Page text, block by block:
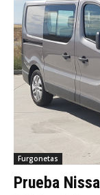
Furgonetas
Prueba